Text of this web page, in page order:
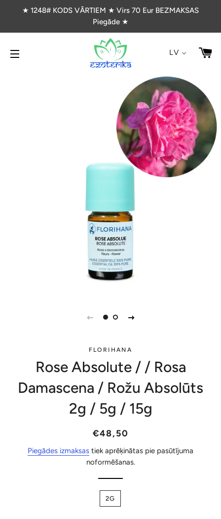
★ 1248# KODS VĀRTIEM ★ Virs 70 Eur BEZMAKSAS
Piegāde ★
VIETNES NAVIGĀCIJA
LV
FLORIHANA
Rose Absolute / / Rosa
Damascena / Rožu Absolūts
2g / 5g / 15g
Parastā
Akcijas
€48,50
Piegādes izmaksas tiek aprēķinātas pie pasūtījuma
noformēšanas.
2G